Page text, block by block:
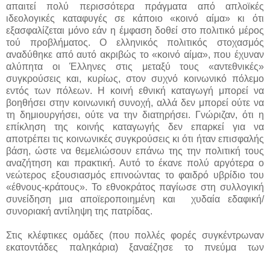
απαιτεί πολύ περισσότερα πράγματα από απλοϊκές
ιδεολογικές καταφυγές σε κάποιο «κοινό αίμα» κι ότι
εξασφαλίζεται μόνο εάν η έμφαση δοθεί στο πολιτικό μέρος
τού προβλήματος. Ο ελληνικός πολιτικός στοχασμός
αναδύθηκε από αυτό ακριβώς το «κοινό αίμα», που έχυναν
αλύπητα οι Έλληνες στις μεταξύ τους «αντεθνικές»
συγκρούσεις και, κυρίως, στον συχνό κοινωνικό πόλεμο
εντός των πόλεων. Η κοινή εθνική καταγωγή μπορεί να
βοηθήσει στην κοινωνική συνοχή, αλλά δεν μπορεί ούτε να
τη δημιουργήσει, ούτε να την διατηρήσει. Γνώριζαν, ότι η
επίκληση της κοινής καταγωγής δεν επαρκεί για να
αποτρέπει τις κοινωνικές συγκρούσεις κι ότι ήταν επισφαλής
βάση, ώστε να θεμελιώσουν επάνω της την πολιτική τους
αναζήτηση και πρακτική. Αυτό το έκανε πολύ αργότερα ο
νεώτερος εξουσιασμός επινοώντας το φαιδρό υβρίδιο του
«έθνους-κράτους». Το εθνοκράτος παγίωσε στη συλλογική
συνείδηση μια αποϊεροποιημένη και χυδαία εδαφική/
συνοριακή αντίληψη της πατρίδας.
Στις κλέφτικες ομάδες (που πολλές φορές συγκέντρωναν
εκατοντάδες παληκάρια) ξαναέζησε το πνεύμα των